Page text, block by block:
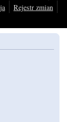
Rejestr zmian